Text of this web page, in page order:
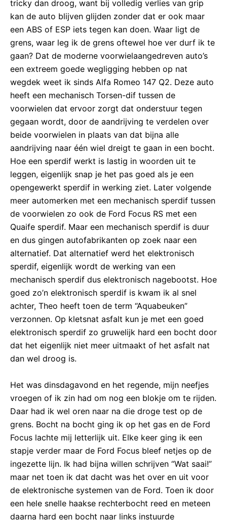
tricky dan droog, want bij volledig verlies van grip
kan de auto blijven glijden zonder dat er ook maar
een ABS of ESP iets tegen kan doen. Waar ligt de
grens, waar leg ik de grens oftewel hoe ver durf ik te
gaan? Dat de moderne voorwielaangedreven auto’s
een extreem goede wegligging hebben op nat
wegdek weet ik sinds Alfa Romeo 147 Q2. Deze auto
heeft een mechanisch Torsen-dif tussen de
voorwielen dat ervoor zorgt dat onderstuur tegen
gegaan wordt, door de aandrijving te verdelen over
beide voorwielen in plaats van dat bijna alle
aandrijving naar één wiel dreigt te gaan in een bocht.
Hoe een sperdif werkt is lastig in woorden uit te
leggen, eigenlijk snap je het pas goed als je een
opengewerkt sperdif in werking ziet. Later volgende
meer automerken met een mechanisch sperdif tussen
de voorwielen zo ook de Ford Focus RS met een
Quaife sperdif. Maar een mechanisch sperdif is duur
en dus gingen autofabrikanten op zoek naar een
alternatief. Dat alternatief werd het elektronisch
sperdif, eigenlijk wordt de werking van een
mechanisch sperdif dus elektronisch nagebootst. Hoe
goed zo’n elektronisch sperdif is kwam ik al snel
achter, Theo heeft toen de term “Aquabeuken”
verzonnen. Op kletsnat asfalt kun je met een goed
elektronisch sperdif zo gruwelijk hard een bocht door
dat het eigenlijk niet meer uitmaakt of het asfalt nat
dan wel droog is.
Het was dinsdagavond en het regende, mijn neefjes
vroegen of ik zin had om nog een blokje om te rijden.
Daar had ik wel oren naar na die droge test op de
grens. Bocht na bocht ging ik op het gas en de Ford
Focus lachte mij letterlijk uit. Elke keer ging ik een
stapje verder maar de Ford Focus bleef netjes op de
ingezette lijn. Ik had bijna willen schrijven “Wat saai!”
maar net toen ik dat dacht was het over en uit voor
de elektronische systemen van de Ford. Toen ik door
een hele snelle haakse rechterbocht reed en meteen
daarna hard een bocht naar links instuurde